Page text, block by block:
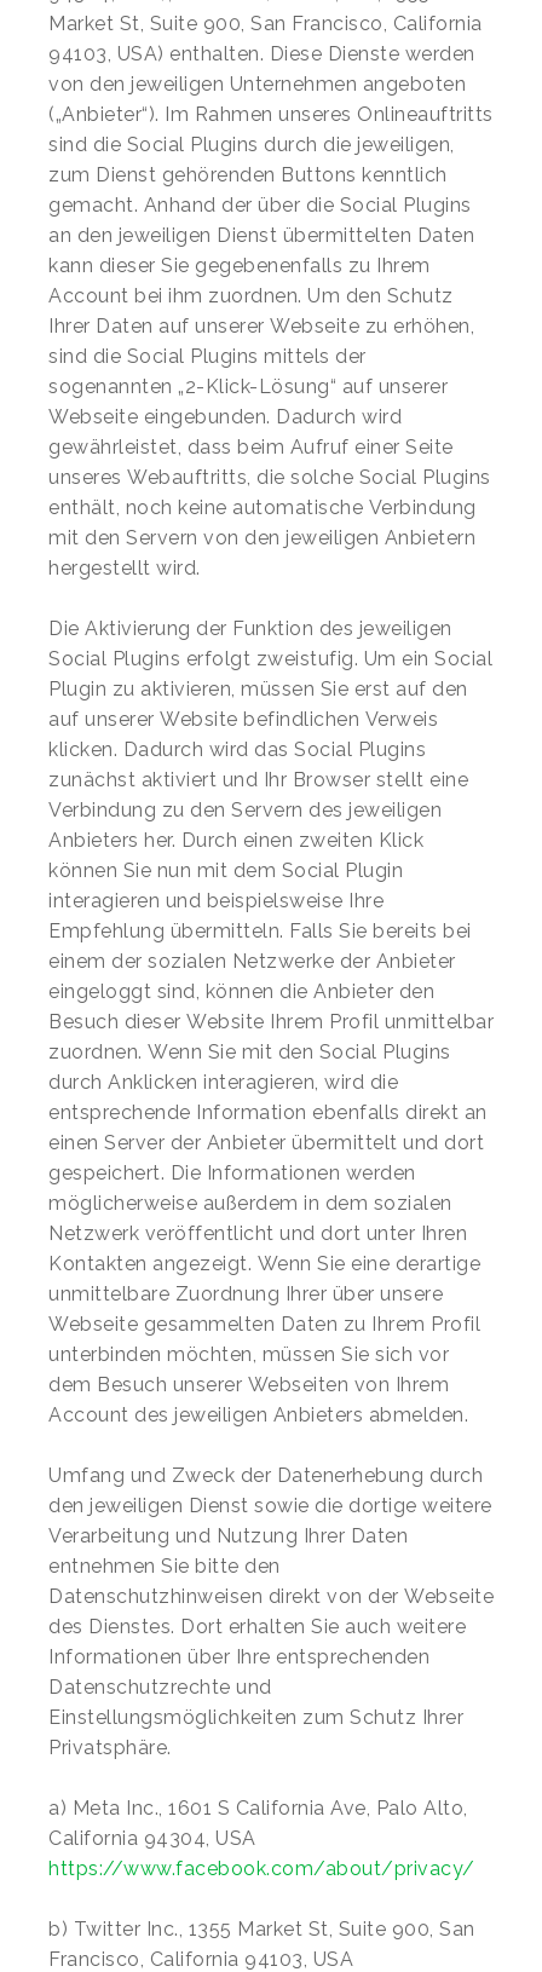
Market St, Suite 900, San Francisco, California
94103, USA) enthalten. Diese Dienste werden
von den jeweiligen Unternehmen angeboten
(„Anbieter“). Im Rahmen unseres Onlineauftritts
sind die Social Plugins durch die jeweiligen,
zum Dienst gehörenden Buttons kenntlich
gemacht. Anhand der über die Social Plugins
an den jeweiligen Dienst übermittelten Daten
kann dieser Sie gegebenenfalls zu Ihrem
Account bei ihm zuordnen. Um den Schutz
Ihrer Daten auf unserer Webseite zu erhöhen,
sind die Social Plugins mittels der
sogenannten „2-Klick-Lösung“ auf unserer
Webseite eingebunden. Dadurch wird
gewährleistet, dass beim Aufruf einer Seite
unseres Webauftritts, die solche Social Plugins
enthält, noch keine automatische Verbindung
mit den Servern von den jeweiligen Anbietern
hergestellt wird.
Die Aktivierung der Funktion des jeweiligen
Social Plugins erfolgt zweistufig. Um ein Social
Plugin zu aktivieren, müssen Sie erst auf den
auf unserer Website befindlichen Verweis
klicken. Dadurch wird das Social Plugins
zunächst aktiviert und Ihr Browser stellt eine
Verbindung zu den Servern des jeweiligen
Anbieters her. Durch einen zweiten Klick
können Sie nun mit dem Social Plugin
interagieren und beispielsweise Ihre
Empfehlung übermitteln. Falls Sie bereits bei
einem der sozialen Netzwerke der Anbieter
eingeloggt sind, können die Anbieter den
Besuch dieser Website Ihrem Profil unmittelbar
zuordnen. Wenn Sie mit den Social Plugins
durch Anklicken interagieren, wird die
entsprechende Information ebenfalls direkt an
einen Server der Anbieter übermittelt und dort
gespeichert. Die Informationen werden
möglicherweise außerdem in dem sozialen
Netzwerk veröffentlicht und dort unter Ihren
Kontakten angezeigt. Wenn Sie eine derartige
unmittelbare Zuordnung Ihrer über unsere
Webseite gesammelten Daten zu Ihrem Profil
unterbinden möchten, müssen Sie sich vor
dem Besuch unserer Webseiten von Ihrem
Account des jeweiligen Anbieters abmelden.
Umfang und Zweck der Datenerhebung durch
den jeweiligen Dienst sowie die dortige weitere
Verarbeitung und Nutzung Ihrer Daten
entnehmen Sie bitte den
Datenschutzhinweisen direkt von der Webseite
des Dienstes. Dort erhalten Sie auch weitere
Informationen über Ihre entsprechenden
Datenschutzrechte und
Einstellungsmöglichkeiten zum Schutz Ihrer
Privatsphäre.
a) Meta Inc., 1601 S California Ave, Palo Alto,
California 94304, USA
https://www.facebook.com/about/privacy/
b) Twitter Inc., 1355 Market St, Suite 900, San
Francisco, California 94103, USA